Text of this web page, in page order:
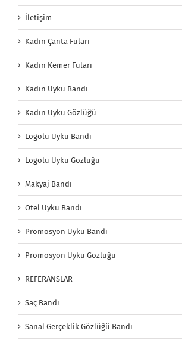
İletişim
Kadın Çanta Fuları
Kadın Kemer Fuları
Kadın Uyku Bandı
Kadın Uyku Gözlüğü
Logolu Uyku Bandı
Logolu Uyku Gözlüğü
Makyaj Bandı
Otel Uyku Bandı
Promosyon Uyku Bandı
Promosyon Uyku Gözlüğü
REFERANSLAR
Saç Bandı
Sanal Gerçeklik Gözlüğü Bandı